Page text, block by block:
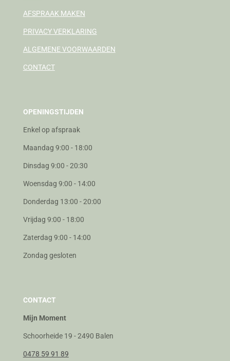
AFSPRAAK MAKEN
PRIVACY VERKLARING
ALGEMENE VOORWAARDEN
CONTACT
OPENINGSTIJDEN
Enkel op afspraak
Maandag 9:00 - 18:00
Dinsdag 9:00 - 20:30
Woensdag 9:00 - 14:00
Donderdag 13:00 - 20:00
Vrijdag 9:00 - 18:00
Zaterdag 9:00 - 14:00
Zondag gesloten
CONTACT
Mijn Moment
Schoorheide 19 - 2490 Balen
0478 59 91 89